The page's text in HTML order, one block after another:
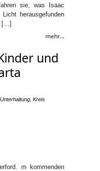
sie, was Isaac
herausgefunden
[…]
mehr...
und
Kreis
m kommenden